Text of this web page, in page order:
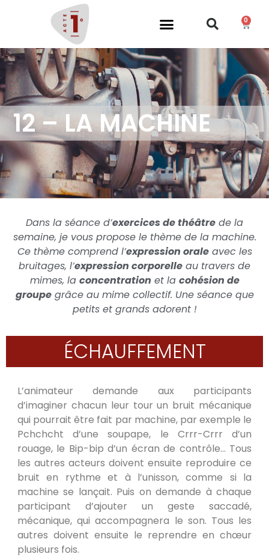
0
12 – LA MACHINE
Dans la séance d’exercices de théâtre de la
semaine, je vous propose le thème de la machine.
Ce thème comprend l’expression oraleavec les
bruitages, l’expression corporelle au travers de
mimes, la concentration et la cohésion de
groupegrâce au mime collectif. Une séance que
petits et grands adorent !
ÉCHAUFFEMENT
L’animateur demande aux participants
d’imaginer chacun leur tour un bruit mécanique
qui pourrait être fait par machine, par exemple le
Pchchcht d’une soupape, le Crrr-Crrr d’un
rouage, le Bip-bip d’un écran de contrôle… Tous
les autres acteurs doivent ensuite reproduire ce
bruit en rythme et à l’unisson, comme si la
machine se lançait. Puis on demande à chaque
participant d’ajouter un geste saccadé,
mécanique, qui accompagnera le son. Tous les
autres doivent ensuite le reprendre en chœur
plusieurs fois.